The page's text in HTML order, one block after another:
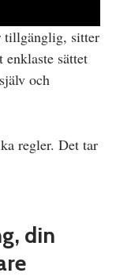
tillgänglig, sitter
sättet
och
regler. Det tar
din